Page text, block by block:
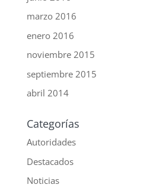
marzo 2016
enero 2016
noviembre 2015
septiembre 2015
abril 2014
Categorías
Autoridades
Destacados
Noticias